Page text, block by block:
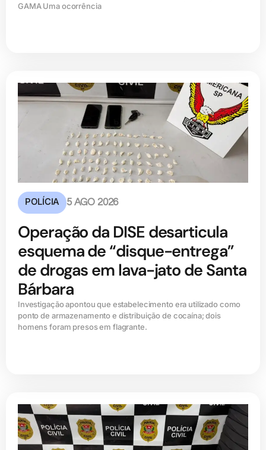
GAMA Uma ocorrência
POLÍCIA 5 AGO 2026
Operação da DISE desarticula
esquema de “disque-entrega”
de drogas em lava-jato de Santa
Bárbara
Investigação apontou que estabelecimento era utilizado como
ponto de armazenamento e distribuição de cocaína; dois
homens foram presos em flagrante.